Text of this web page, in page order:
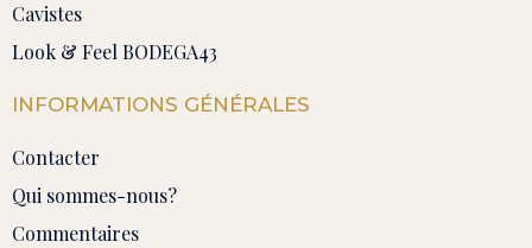
Cavistes
Look & Feel BODEGA43
INFORMATIONS GÉNÉRALES
Contacter
Qui sommes-nous?
Commentaires